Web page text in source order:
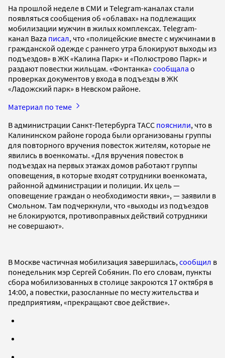
На прошлой неделе в СМИ и Telegram-каналах стали
появляться сообщения об «облавах» на подлежащих
мобилизации мужчин в жилых комплексах. Telegram-
канал Baza писал, что «полицейские вместе с мужчинами в
гражданской одежде с раннего утра блокируют выходы из
подъездов» в ЖК «Калина Парк» и «Полюстрово Парк» и
раздают повестки жильцам. «Фонтанка» сообщала о
проверках документов у входа в подъезды в ЖК
«Ладожский парк» в Невском районе.
Материал по теме
В администрации Санкт-Петербурга ТАСС пояснили, что в
Калининском районе города были организованы группы
для повторного вручения повесток жителям, которые не
явились в военкоматы. «Для вручения повесток в
подъездах на первых этажах домов работают группы
оповещения, в которые входят сотрудники военкомата,
районной администрации и полиции. Их цель —
оповещение граждан о необходимости явки», — заявили в
Смольном. Там подчеркнули, что «выходы из подъездов
не блокируются, противоправных действий сотрудники
не совершают».
В Москве частичная мобилизация завершилась, сообщил в
понедельник мэр Сергей Собянин. По его словам, пункты
сбора мобилизованных в столице закроются 17 октября в
14:00, а повестки, разосланные по месту жительства и
предприятиям, «прекращают свое действие».